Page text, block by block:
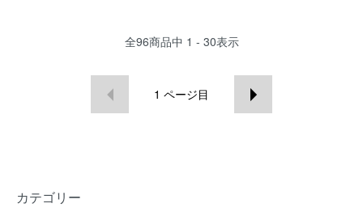
全96商品中 1 - 30表示
1 ページ目
カテゴリー